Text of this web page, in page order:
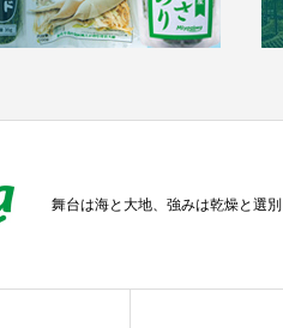
舞台は海と大地、強みは乾燥と選別